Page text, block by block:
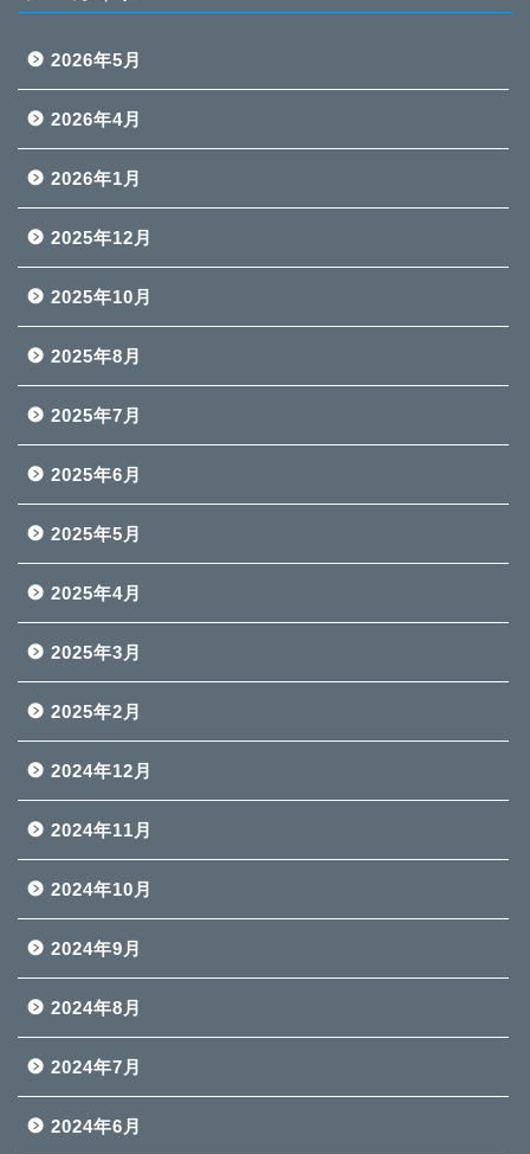
2026年5月
2026年4月
2026年1月
2025年12月
2025年10月
2025年8月
2025年7月
2025年6月
2025年5月
2025年4月
2025年3月
2025年2月
2024年12月
2024年11月
2024年10月
2024年9月
2024年8月
2024年7月
2024年6月